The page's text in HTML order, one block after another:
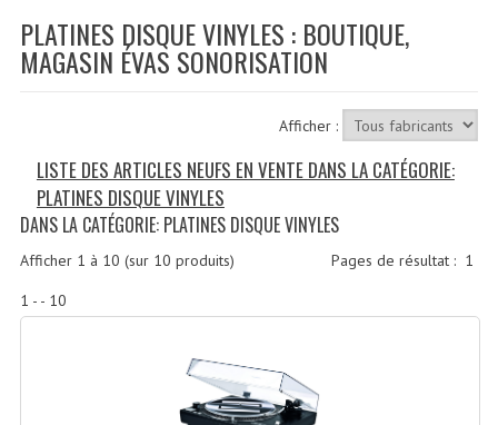
Plan Acces, Horaires.
Location De Matériel
Recevoir Nos Promotions
Accessoires Pieds Cellules Diamants
PLATINES DISQUE VINYLES : BOUTIQUE,
MAGASIN ÉVAS SONORISATION
Afficher :
LISTE DES ARTICLES NEUFS EN VENTE DANS LA CATÉGORIE:
PLATINES DISQUE VINYLES
DANS LA CATÉGORIE: PLATINES DISQUE VINYLES
Pages de résultat : 1
Afficher 1 à 10 (sur 10 produits)
1 - - 10